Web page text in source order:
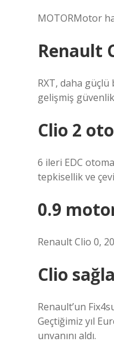
MOTORMotor
Renault
RXT, daha güçlü
gelişmiş
Clio 2
6 ileri EDC
tepkisellik ve
0.9
Renault Clio 0,
Clio
Renault’un
Geçtiğimiz yıl
unvanını aldı.